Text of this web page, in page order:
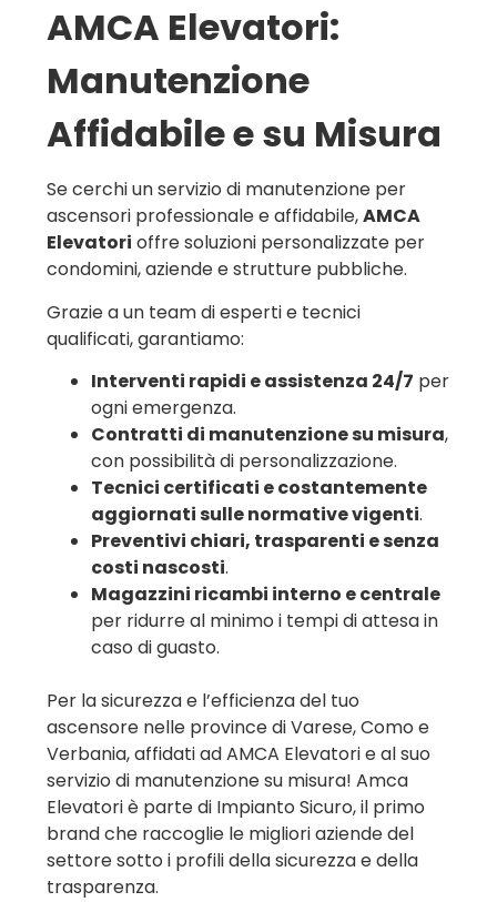
AMCA Elevatori:
Manutenzione
Affidabile e su Misura
Se cerchi un servizio di manutenzione per
ascensori professionale e affidabile,AMCA
Elevatori offre soluzioni personalizzate per
condomini, aziende e strutture pubbliche.
Grazie a un team di esperti e tecnici
qualificati, garantiamo:
Interventi rapidi e assistenza 24/7 per
ogni emergenza.
Contratti di manutenzione su misura,
con possibilità di personalizzazione.
Tecnici certificati e costantemente
aggiornati sulle normative vigenti.
Preventivi chiari, trasparenti e senza
costi nascosti.
Magazzini ricambi interno e centrale
per ridurre al minimo i tempi di attesa in
caso di guasto.
Per la sicurezza e l’efficienza del tuo
ascensore nelle province di Varese, Como e
Verbania, affidati ad AMCA Elevatori e al suo
servizio di manutenzione su misura! Amca
Elevatori è parte di Impianto Sicuro, il primo
brand che raccoglie le migliori aziende del
settore sotto i profili della sicurezza e della
trasparenza.